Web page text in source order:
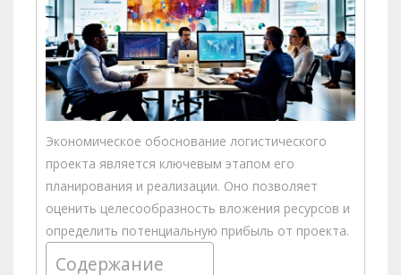
Экономическое обоснование логистического
проекта является ключевым этапом его
планирования и реализации. Оно позволяет
оценить целесообразность вложения ресурсов и
определить потенциальную прибыль от проекта.
Содержание